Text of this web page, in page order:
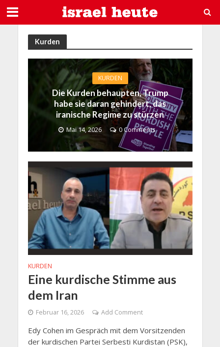
Kurden
KURDEN
Die Kurden behaupten, Trump
habe sie daran gehindert, das
iranische Regime zu stürzen
Mai 14, 2026 0 Comments
KURDEN
Eine kurdische Stimme aus
dem Iran
Februar 16, 2026 Add Comment
Edy Cohen im Gespräch mit dem Vorsitzenden
der kurdischen Partei Serbesti Kurdistan (PSK),